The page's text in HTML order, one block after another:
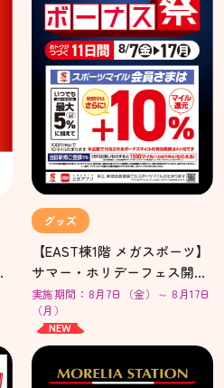
グッズ
【EAST棟1階 メガスポーツ】
サマー・ホリデーフェス開
催！マイル【＋10％還元】ボ
ーナス祭！
実施期間：8月7日（金）～ 8月17日
（月）
NEW